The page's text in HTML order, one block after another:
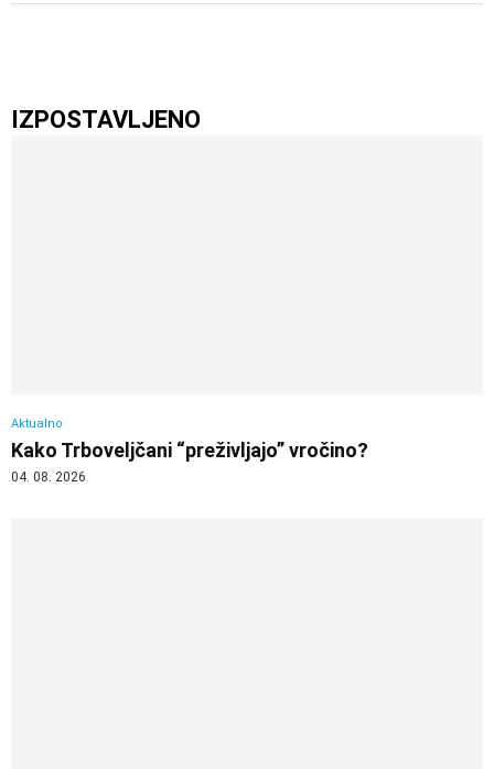
IZPOSTAVLJENO
Aktualno
Kako Trboveljčani “preživljajo” vročino?
04. 08. 2026